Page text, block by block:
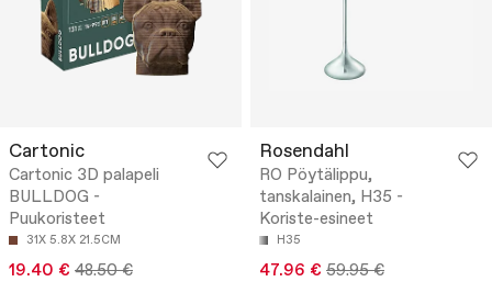
Cartonic
Cartonic 3D palapeli
BULLDOG -
Puukoristeet
31X 5.8X 21.5CM
19.40 € 48.50 €
Rosendahl
RO Pöytälippu,
tanskalainen, H35 -
Koriste-esineet
H35
47.96 € 59.95 €